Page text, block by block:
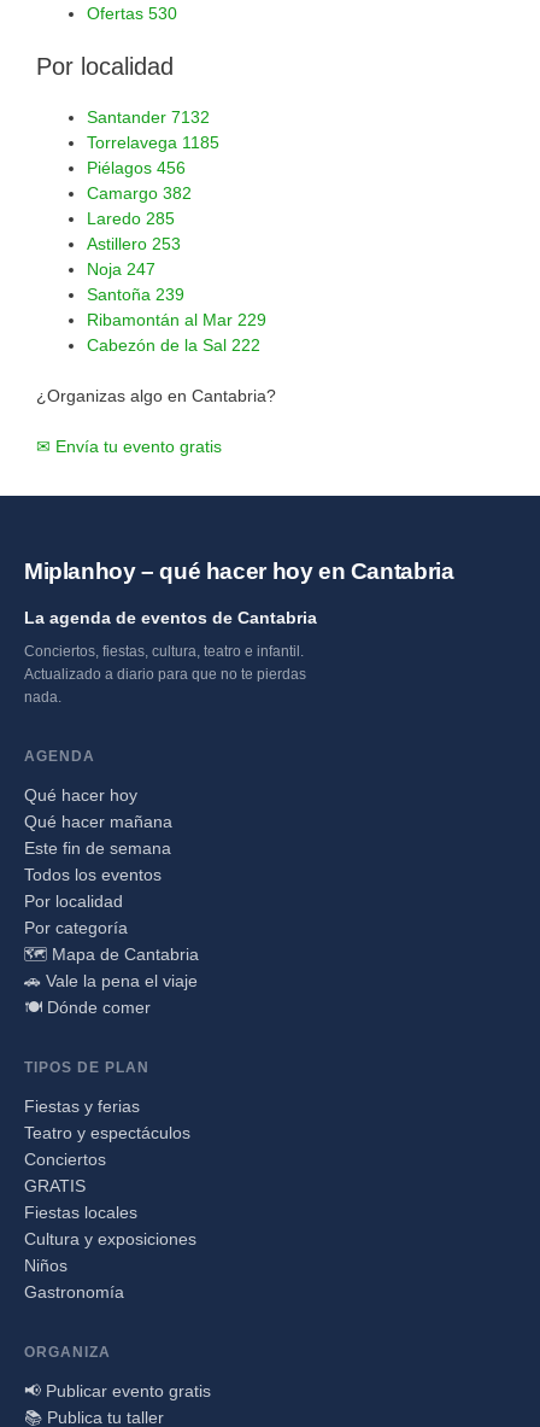
Ofertas 530
Por localidad
Santander 7132
Torrelavega 1185
Piélagos 456
Camargo 382
Laredo 285
Astillero 253
Noja 247
Santoña 239
Ribamontán al Mar 229
Cabezón de la Sal 222
¿Organizas algo en Cantabria?
✉ Envía tu evento gratis
Miplanhoy – qué hacer hoy en Cantabria
La agenda de eventos de Cantabria
Conciertos, fiestas, cultura, teatro e infantil.
Actualizado a diario para que no te pierdas
nada.
AGENDA
Qué hacer hoy
Qué hacer mañana
Este fin de semana
Todos los eventos
Por localidad
Por categoría
🗺️ Mapa de Cantabria
🚗 Vale la pena el viaje
🍽️ Dónde comer
TIPOS DE PLAN
Fiestas y ferias
Teatro y espectáculos
Conciertos
GRATIS
Fiestas locales
Cultura y exposiciones
Niños
Gastronomía
ORGANIZA
📢 Publicar evento gratis
📚 Publica tu taller